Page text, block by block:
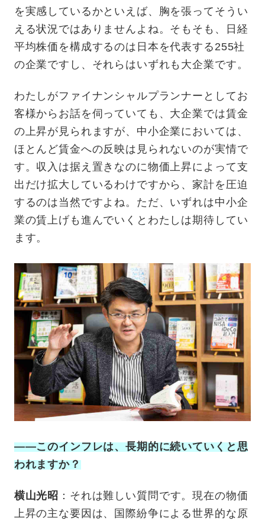
を実感しているかといえば、胸を張ってそうい
える状況ではありませんよね。そもそも、日経
平均株価を構成するのは日本を代表する255社
の企業ですし、それらはいずれも大企業です。
わたしがファイナンシャルプランナーとしてお
客様からお話を伺っていても、大企業では賃金
の上昇が見られますが、中小企業においては、
ほとんど賃金への反映は見られないのが実情で
す。収入は据え置きなのに物価上昇によって支
出だけ拡大しているわけですから、家計を圧迫
するのは当然ですよね。ただ、いずれは中小企
業の賃上げも進んでいくとわたしは期待してい
ます。
——このインフレは、長期的に続いていくと思
われますか？
横山光昭 ：それは難しい質問です。現在の物価
上昇の主な要因は、国際紛争による世界的な原